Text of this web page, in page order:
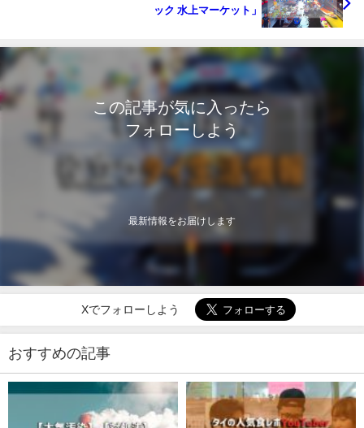
ック 水上マーケット」
この記事が気に入ったら
フォローしよう
最新情報をお届けします
Xでフォローしよう
おすすめの記事